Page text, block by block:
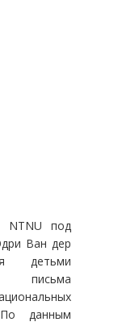
NTNU под
Ван дер
детьми
письма
По данным